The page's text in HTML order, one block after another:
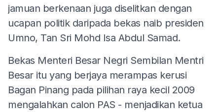
jamuan berkenaan juga diselitkan dengan
ucapan politik daripada bekas naib presiden
Umno, Tan Sri Mohd Isa Abdul Samad.
Bekas Menteri Besar Negri Sembilan Mentri
Besar itu yang berjaya merampas kerusi
Bagan Pinang pada pilihan raya kecil 2009
mengalahkan calon PAS - menjadikan ketua